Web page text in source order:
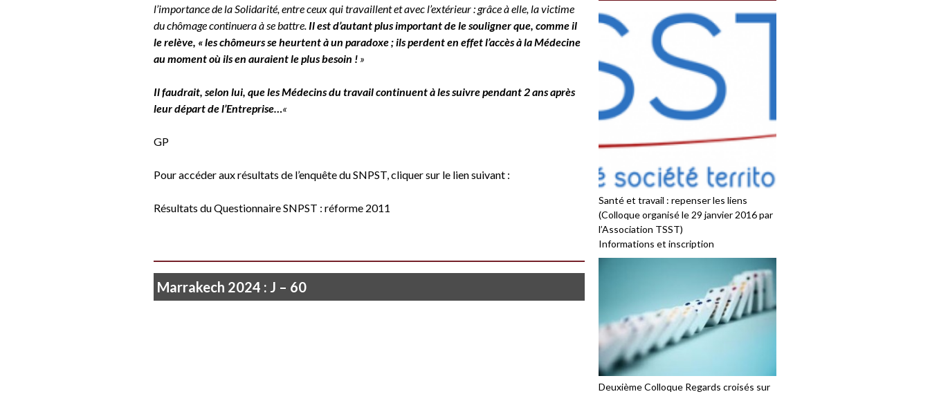
l’importance de la Solidarité, entre ceux qui travaillent et avec l’extérieur : grâce à elle, la victime
du chômage continuera à se battre. Il est d’autant plus important de le souligner que, comme il
le relève, « les chômeurs se heurtent à un paradoxe ; ils perdent en effet l’accès à la Médecine
au moment où ils en auraient le plus besoin ! »
Il faudrait, selon lui, que les Médecins du travail continuent à les suivre pendant 2 ans après
leur départ de l’Entreprise…«
GP
Pour accéder aux résultats de l’enquête du SNPST, cliquer sur le lien suivant :
Résultats du Questionnaire SNPST : réforme 2011
Marrakech 2024 : J – 60
Santé et travail : repenser les liens
(Colloque organisé le 29 janvier 2016 par
l’Association TSST)
Informations et inscription
Deuxième Colloque Regards croisés sur